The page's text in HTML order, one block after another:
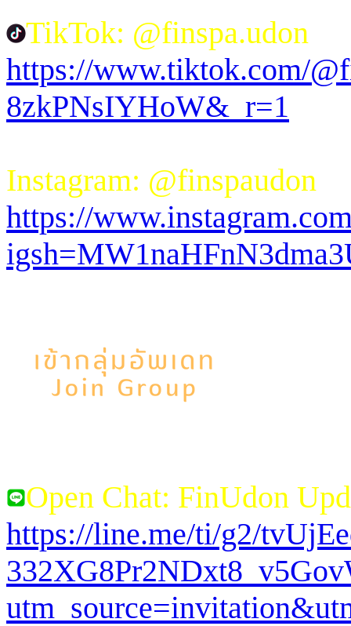
TikTok: @finspa.udon
https://www.tiktok.com/
8zkPNsIYHoW&_r=1
Instagram: @finspaudon
https://
Open Chat: FinUdon
https://line.me/ti/g2/